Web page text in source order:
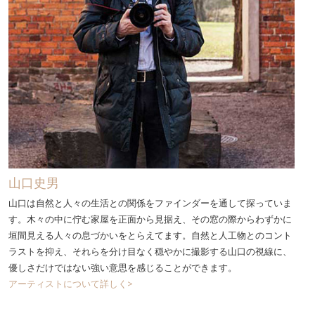
山口史男
山口は自然と人々の生活との関係をファインダーを通して探っていま
す。木々の中に佇む家屋を正面から見据え、その窓の際からわずかに
垣間見える人々の息づかいをとらえてます。自然と人工物とのコント
ラストを抑え、それらを分け目なく穏やかに撮影する山口の視線に、
優しさだけではない強い意思を感じることができます。
アーティストについて詳しく>